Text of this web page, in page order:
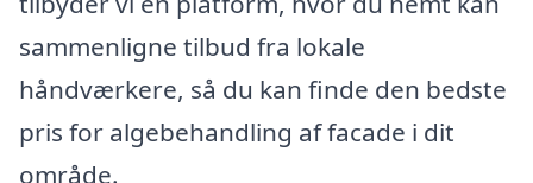
sammenligne tilbud fra lokale
håndværkere, så du kan finde den bedste
pris for algebehandling af facade i dit
område.